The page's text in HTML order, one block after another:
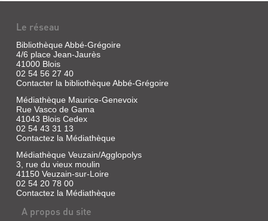
Le réseau
Bibliothèque Abbé-Grégoire
4/6 place Jean-Jaurès
41000 Blois
02 54 56 27 40
Contacter la bibliothèque Abbé-Grégoire
Médiathèque Maurice-Genevoix
Rue Vasco de Gama
41043 Blois Cedex
02 54 43 31 13
Contactez la Médiathèque
Médiathèque Veuzain/Agglopolys
3, rue du vieux moulin
41150 Veuzain-sur-Loire
02 54 20 78 00
Contactez la Médiathèque
A propos du site